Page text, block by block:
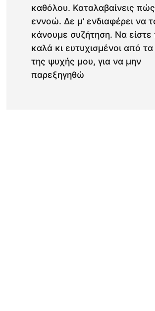
καθόλου. Καταλαβαίνεις
εννοώ. Δε μ’ ενδιαφέρει να
κάνουμε συζήτηση. Να είστε
καλά κι ευτυχισμένοι από
της ψυχής μου, για να μην
παρεξηγηθώ